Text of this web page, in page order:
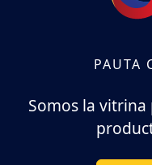
PAUTA
Somos la